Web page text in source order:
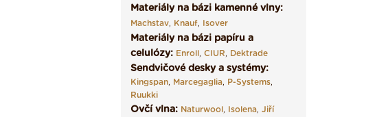
Materiály na bázi kamenné vlny:
Machstav, Knauf, Isover
Materiály na bázi papíru a
celulózy: Enroll, CIUR, Dektrade
Sendvičové desky a systémy:
Kingspan, Marcegaglia, P-Systems,
Ruukki
Ovčí vlna: Naturwool, Isolena, Jiří